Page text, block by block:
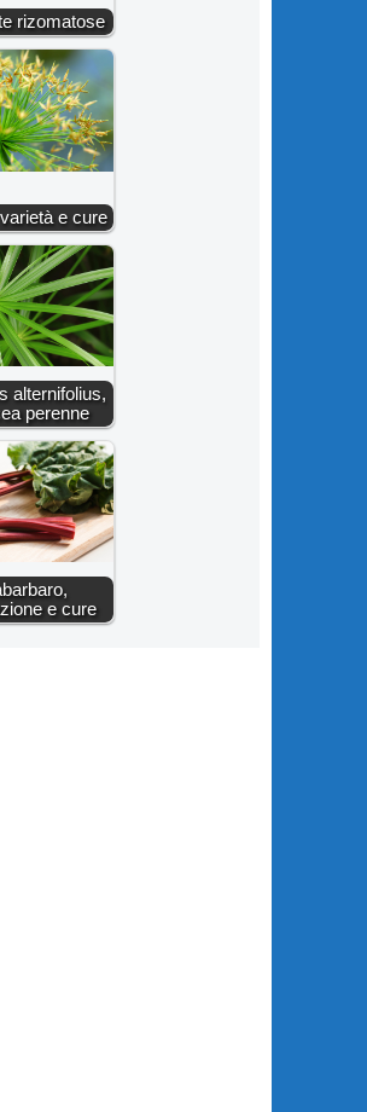
rizomatose
e cure
alternifolius,
perenne
e cure